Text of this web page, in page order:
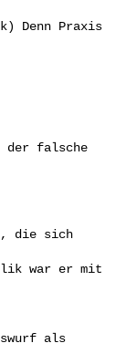
Denn Praxis
der falsche
die sich
war er mit
als